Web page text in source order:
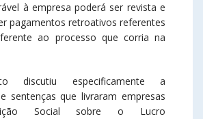
à empresa poderá ser revista e
pagamentos retroativos referentes
ao processo que corria na
discutiu especificamente a
sentenças que livraram empresas
Social sobre o Lucro